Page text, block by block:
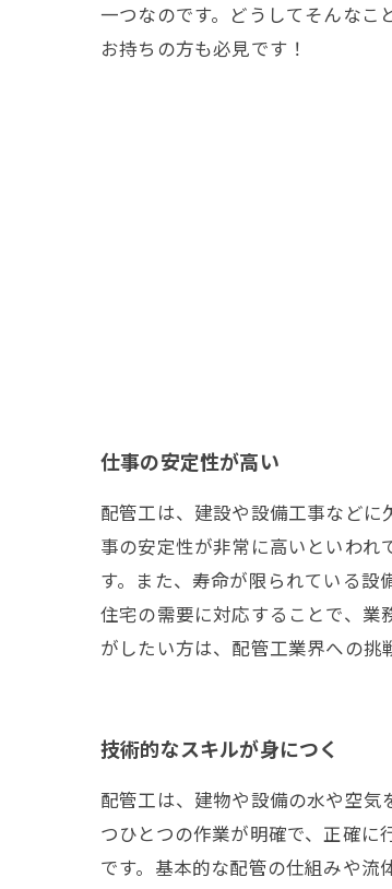
一つなのです。どうしてそんなこ
お持ちの方も必見です！
仕事の安定性が高い
配管工は、建設や設備工事など
事の安定性が非常に高いといわ
す。また、寿命が限られている
住宅の需要に対応することで、業
がしたい方は、配管工業界への挑
技術的なスキルが身につく
配管工は、建物や設備の水や空
つひとつの作業が明確で、正確
です。基本的な配管の仕組みや